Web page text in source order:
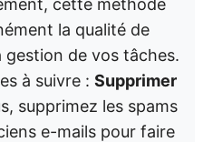
cette méthode
la qualité de
gestion de vos tâches.
à suivre : Supprimer
supprimez les spams
e-mails pour faire